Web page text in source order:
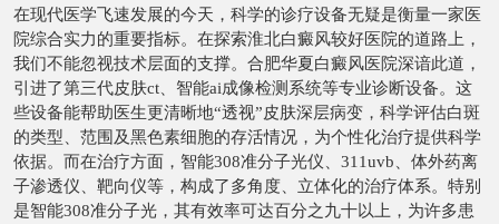
在现代医学飞速发展的今天，科学的诊疗设备无疑是衡量一家医
院综合实力的重要指标。在探索淮北白癜风较好医院的道路上，
我们不能忽视技术层面的支撑。合肥华夏白癜风医院深谙此道，
引进了第三代皮肤ct、智能ai成像检测系统等专业诊断设备。这
些设备能帮助医生更清晰地“透视”皮肤深层病变，科学评估白斑
的类型、范围及黑色素细胞的存活情况，为个性化治疗提供科学
依据。而在治疗方面，智能308准分子光仪、311uvb、体外药离
子渗透仪、靶向仪等，构成了多角度、立体化的治疗体系。特别
是智能308准分子光，其有效率可达百分之九十以上，为许多患